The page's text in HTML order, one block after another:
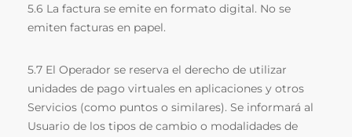
5.6 La factura se emite en formato digital. No se
emiten facturas en papel.
5.7 El Operador se reserva el derecho de utilizar
unidades de pago virtuales en aplicaciones y otros
Servicios (como puntos o similares). Se informará al
Usuario de los tipos de cambio o modalidades de